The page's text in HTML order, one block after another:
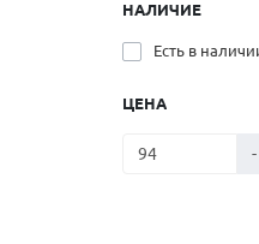
НАЛИЧИЕ
Есть в
ЦЕНА
-